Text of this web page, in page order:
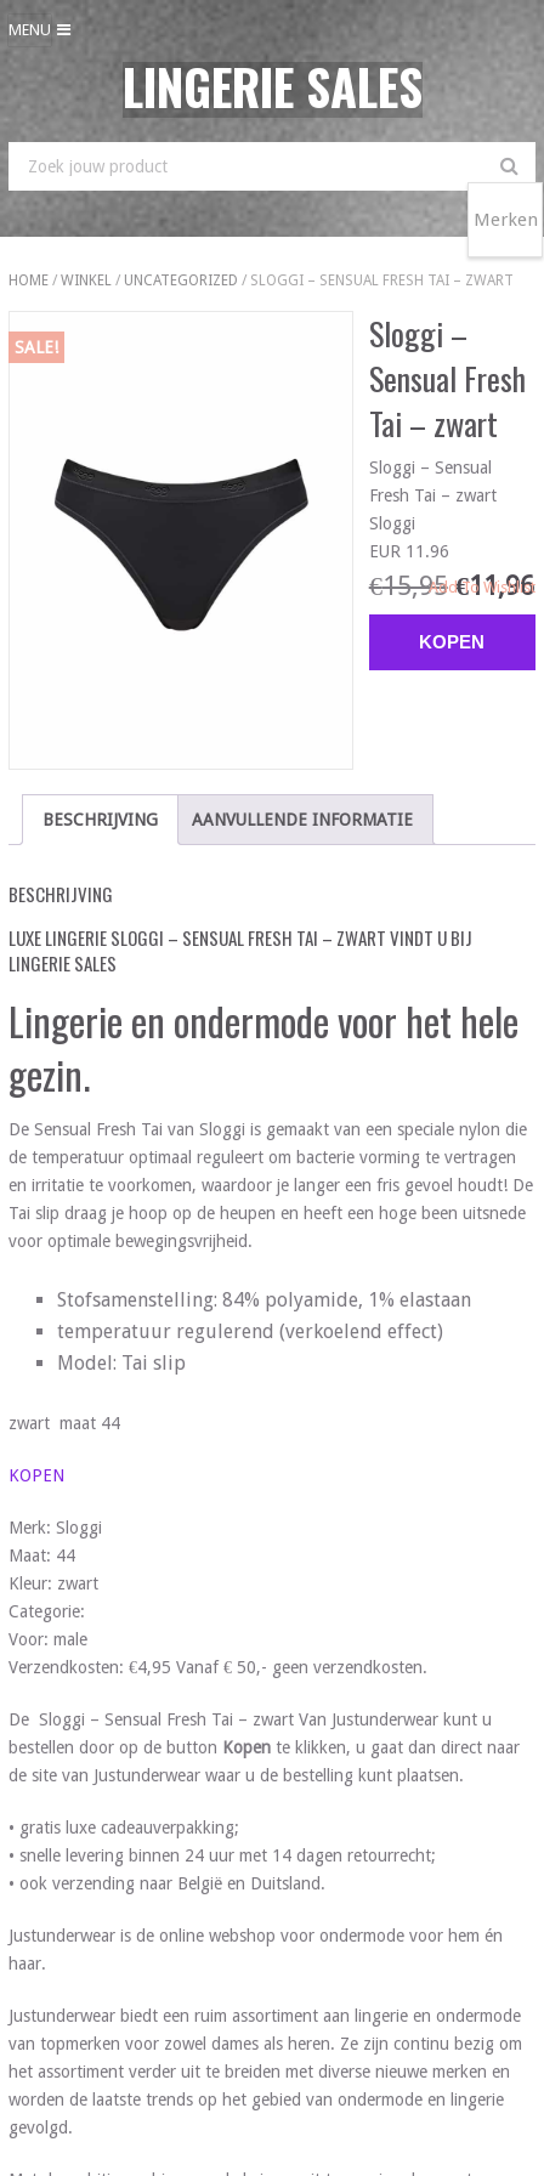
MENU
LINGERIE SALES
HOME/ WINKEL/ UNCATEGORIZED / SLOGGI – SENSUAL FRESH TAI – ZWART
SALE!
Sloggi –
Sensual Fresh
Tai – zwart
Sloggi – Sensual
Fresh Tai – zwart
Sloggi
EUR 11.96
€15,95 €11,96
KOPEN
Add To Wishlist
BESCHRIJVING AANVULLENDE INFORMATIE
BESCHRIJVING
LUXE LINGERIE SLOGGI – SENSUAL FRESH TAI – ZWART VINDT U BIJ
LINGERIE SALES
Lingerie en ondermode voor het hele
gezin.
De Sensual Fresh Tai van Sloggi is gemaakt van een speciale nylon die
de temperatuur optimaal reguleert om bacterie vorming te vertragen
en irritatie te voorkomen, waardoor je langer een fris gevoel houdt! De
Tai slip draag je hoop op de heupen en heeft een hoge been uitsnede
voor optimale bewegingsvrijheid.
Stofsamenstelling: 84% polyamide, 1% elastaan
temperatuur regulerend (verkoelend effect)
Model: Tai slip
zwart maat 44
KOPEN
Merk: Sloggi
Maat: 44
Kleur: zwart
Categorie:
Voor: male
Verzendkosten: €4,95 Vanaf € 50,- geen verzendkosten.
De Sloggi – Sensual Fresh Tai – zwart Van Justunderwear kunt u
bestellen door op de button Kopente klikken, u gaat dan direct naar
de site van Justunderwear waar u de bestelling kunt plaatsen.
• gratis luxe cadeauverpakking;
• snelle levering binnen 24 uur met 14 dagen retourrecht;
• ook verzending naar België en Duitsland.
Justunderwear is de online webshop voor ondermode voor hem én
haar.
Justunderwear biedt een ruim assortiment aan lingerie en ondermode
van topmerken voor zowel dames als heren. Ze zijn continu bezig om
het assortiment verder uit te breiden met diverse nieuwe merken en
worden de laatste trends op het gebied van ondermode en lingerie
gevolgd.
Merken